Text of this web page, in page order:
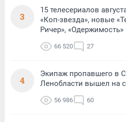
3
15 телесериалов
«Коп-звезда», новые
Ричер», «Одержимость»
66 520 27
4
Экипаж пропавшего в
Ленобласти вышел на
56 986 60